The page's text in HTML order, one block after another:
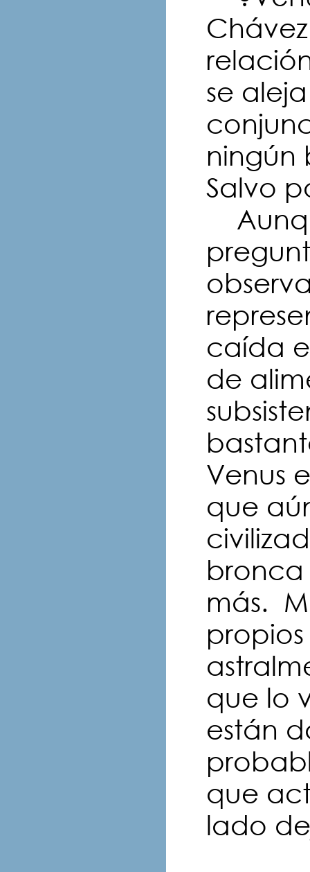
se
ningún
Salvo
caída
de
Venus
que
bronca
más.
que lo
están
que
lado